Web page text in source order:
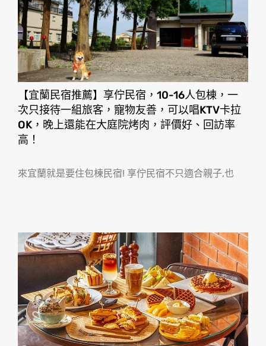
【宜蘭民宿推薦】享佇民宿，10-16人包棟，一
次只接待一組旅客，寵物友善，可以唱KTV卡拉
OK，晚上還能在大庭院烤肉，評價好、回訪率
高！
來宜蘭就是要住包棟民宿! 享佇民宿不只適合親子,也